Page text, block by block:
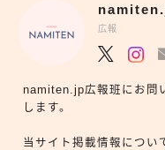
広報
namiten.jp広報班にお問
します。
当サイト掲載情報につ